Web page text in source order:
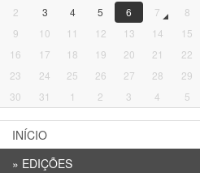
2
3 4 5 6 7
8
9
10 11 12 13 14
15
16
17 18 19 20 21
22
23
24 25 26 27 28
29
30
31 1 2 3 4 5
INÍCIO
» EDIÇÕES